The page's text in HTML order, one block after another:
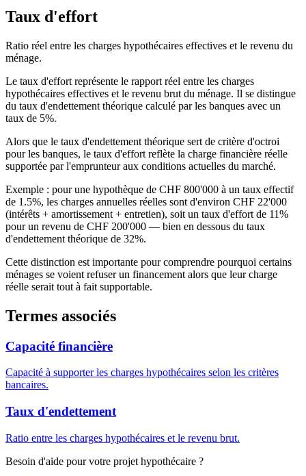
Taux d'effort
Ratio réel entre les charges hypothécaires effectives et le revenu du
ménage.
Le taux d'effort représente le rapport réel entre les charges
hypothécaires effectives et le revenu brut du ménage. Il se distingue
du taux d'endettement théorique calculé par les banques avec un
taux de 5%.
Alors que le taux d'endettement théorique sert de critère d'octroi
pour les banques, le taux d'effort reflète la charge financière réelle
supportée par l'emprunteur aux conditions actuelles du marché.
Exemple : pour une hypothèque de CHF 800'000 à un taux effectif
de 1.5%, les charges annuelles réelles sont d'environ CHF 22'000
(intérêts + amortissement + entretien), soit un taux d'effort de 11%
pour un revenu de CHF 200'000 — bien en dessous du taux
d'endettement théorique de 32%.
Cette distinction est importante pour comprendre pourquoi certains
ménages se voient refuser un financement alors que leur charge
réelle serait tout à fait supportable.
Termes associés
Capacité financière
Capacité à supporter les charges hypothécaires selon les critères
bancaires.
Taux d'endettement
Ratio entre les charges hypothécaires et le revenu brut.
Besoin d'aide pour votre projet hypothécaire ?